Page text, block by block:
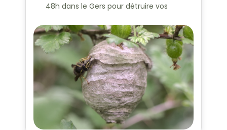
48h dans le Gers pour détruire vos